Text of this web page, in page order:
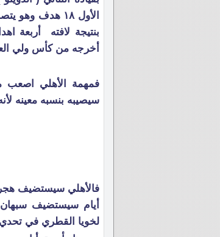
بنتيجة لافته أربعة
أخرجه من كأس ولي
فمهمة الأهلي اصعب
سيصيبه بنسبه معينه
أيام سيستضيف
لخويا القطري في